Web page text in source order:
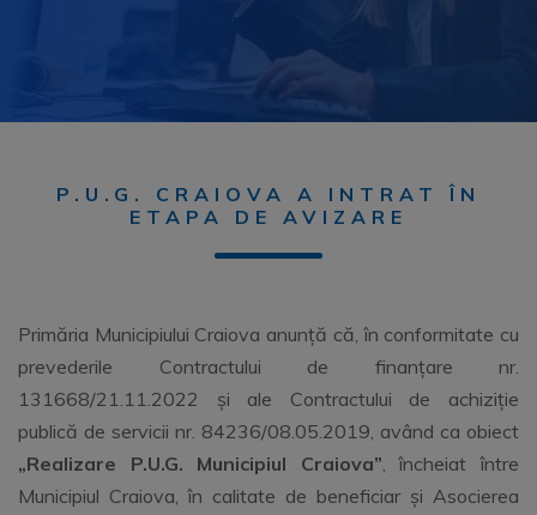
P.U.G. CRAIOVA A INTRAT ÎN
ETAPA DE AVIZARE
Primăria Municipiului Craiova anunță că, în conformitate cu
prevederile Contractului de finanțare nr.
131668/21.11.2022 și ale Contractului de achiziție
publică de servicii nr. 84236/08.05.2019, având ca obiect
„Realizare P.U.G. Municipiul Craiova”, încheiat între
Municipiul Craiova, în calitate de beneficiar și Asocierea